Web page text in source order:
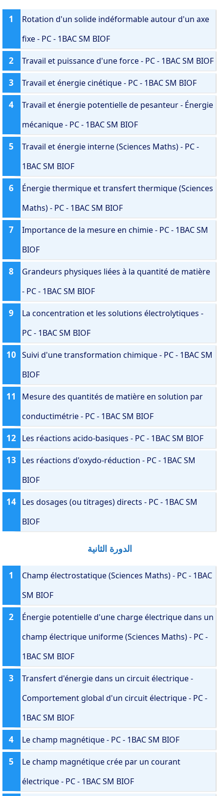
1
Rotation d'un solide indéformable autour d'un axe
fixe - PC - 1BAC SM BIOF
2 Travail et puissance d'une force - PC - 1BAC SM BIOF
3 Travail et énergie cinétique - PC - 1BAC SM BIOF
4
Travail et énergie potentielle de pesanteur - Énergie
mécanique - PC - 1BAC SM BIOF
5
Travail et énergie interne (Sciences Maths) - PC -
1BAC SM BIOF
6
Énergie thermique et transfert thermique (Sciences
Maths) - PC - 1BAC SM BIOF
7
Importance de la mesure en chimie - PC - 1BAC SM
BIOF
8
Grandeurs physiques liées à la quantité de matière
- PC - 1BAC SM BIOF
9
La concentration et les solutions électrolytiques -
PC - 1BAC SM BIOF
10 Suivi d'une transformation chimique - PC - 1BAC SM
BIOF
11
Mesure des quantités de matière en solution par
conductimétrie - PC - 1BAC SM BIOF
12 Les réactions acido-basiques - PC - 1BAC SM BIOF
13
Les réactions d'oxydo-réduction - PC - 1BAC SM
BIOF
14 Les dosages (ou titrages) directs - PC - 1BAC SM
BIOF
الدورة الثانية
1
Champ électrostatique (Sciences Maths) - PC - 1BAC
SM BIOF
2
Énergie potentielle d'une charge électrique dans un
champ électrique uniforme (Sciences Maths) - PC -
1BAC SM BIOF
3
Transfert d'énergie dans un circuit électrique -
Comportement global d'un circuit électrique - PC -
1BAC SM BIOF
4 Le champ magnétique - PC - 1BAC SM BIOF
5
Le champ magnétique crée par un courant
électrique - PC - 1BAC SM BIOF